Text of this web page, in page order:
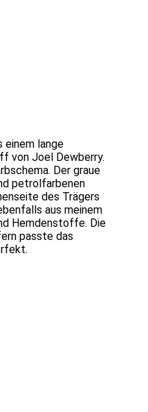
einem lange
von Joel Dewberry.
Der graue
petrolfarbenen
des Trägers
aus meinem
Hemdenstoffe. Die
passte das